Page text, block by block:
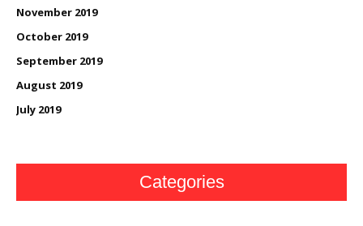
November 2019
October 2019
September 2019
August 2019
July 2019
Categories